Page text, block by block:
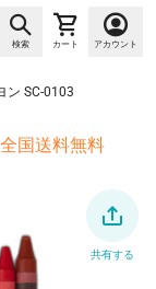
検索 カート アカウント
ン SC-0103
全国送料無料
共有する